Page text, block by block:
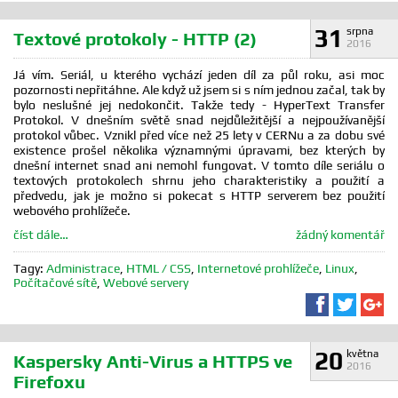
31 srpna
2016
Textové protokoly - HTTP (2)
Já vím. Seriál, u kterého vychází jeden díl za půl roku, asi moc
pozornosti nepřitáhne. Ale když už jsem si s ním jednou začal, tak by
bylo neslušné jej nedokončit. Takže tedy - HyperText Transfer
Protokol. V dnešním světě snad nejdůležitější a nejpoužívanější
protokol vůbec. Vznikl před více než 25 lety v CERNu a za dobu své
existence prošel několika významnými úpravami, bez kterých by
dnešní internet snad ani nemohl fungovat. V tomto díle seriálu o
textových protokolech shrnu jeho charakteristiky a použití a
předvedu, jak je možno si pokecat s HTTP serverem bez použití
webového prohlížeče.
číst dále…
žádný komentář
Tagy: Administrace HTML / CSS Internetové prohlížeče Linux
Počítačové sítě Webové servery
Sdílet na
Sdílet
20 května
2016
Kaspersky Anti-Virus a HTTPS ve
Firefoxu